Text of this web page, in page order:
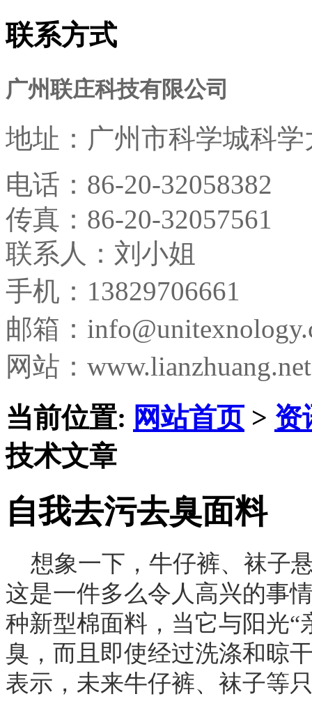
联系方式
广州联庄科技有限公司
地址： 广州市科学城科
电话： 86-20-32058382
传真： 86-20-32057561
联系人：刘小姐
手机：13829706661
邮箱：
网站：www.lianzhuang.net
当前位置: 网站首页> 资
技术文章
自我去污去臭面料
想象一下，牛仔裤、袜子
这是一件多么令人高兴的事
种新型棉面料，当它与阳光“
臭，而且即使经过洗涤和晾
表示，未来牛仔裤、袜子等